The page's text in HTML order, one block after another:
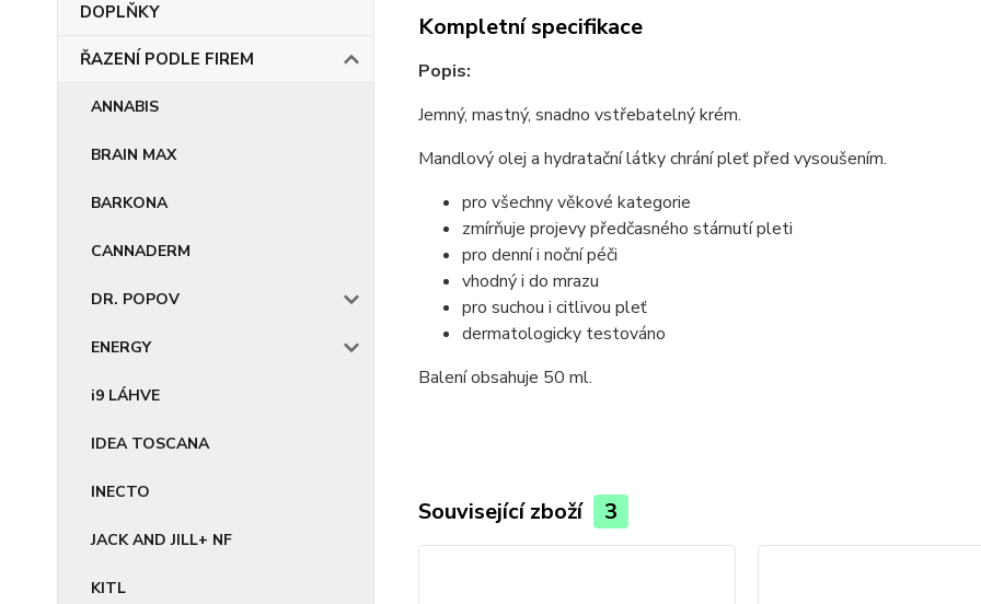
DOPLŇKY
ŘAZENÍ PODLE FIREM
ANNABIS
BRAIN MAX
BARKONA
CANNADERM
DR. POPOV
ENERGY
i9 LÁHVE
IDEA TOSCANA
INECTO
JACK AND JILL+ NF
KITL
Kompletní specifikace
Popis:
Jemný, mastný, snadno vstřebatelný krém.
Mandlový olej a hydratační látky chrání pleť před vysoušením.
pro všechny věkové kategorie
zmírňuje projevy předčasného stárnutí pleti
pro denní i noční péči
vhodný i do mrazu
pro suchou i citlivou pleť
dermatologicky testováno
Balení obsahuje 50 ml.
Související zboží 3